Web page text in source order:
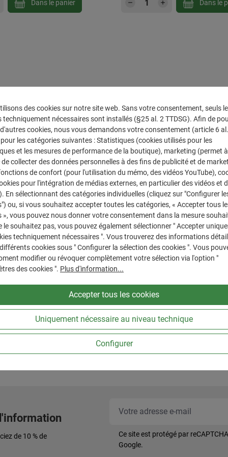
Dans le panier Dans le
ou utilisez les boutons pour
de 10 % de
Ce site est protégé par
Google.
des cookies sur notre site web. Sans votre consentement, seuls
techniquement nécessaires sont installés (§25 al. 2 TTDSG). Afin de
cookies, nous vous demandons votre consentement (article 6
pour les catégories suivantes : Statistiques (cookies utilisés pour les
et les mesures de performance de la boutique), marketing (permet à
de collecter des données personnelles à des fins de publicité et de
de confort (pour l'utilisation du mémo, des vidéos YouTube),
pour l'intégration de médias externes, en particulier des vidéos et
En sélectionnant des catégories individuelles (cliquez sur "Configurer
ou, si vous souhaitez accepter toutes les catégories, « Accepter tous
», vous pouvez nous donner votre consentement dans la mesure
le souhaitez pas, vous pouvez également sélectionner " Accepter
techniquement nécessaires ". Vous trouverez des informations
cookies sous " Configurer la sélection des cookies ". Vous
modifier ou révoquer complètement votre sélection via l'option "
des cookies ". Plus d'information...
Accepter tous les cookies
Uniquement nécessaire au niveau technique
Configurer